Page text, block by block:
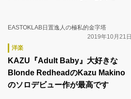
EASTOKLAB日置逸人の極私的金字塔
2019年10月21日
洋楽
KAZU『Adult Baby』大好きな
Blonde RedheadのKazu Makino
のソロデビュー作が最高です